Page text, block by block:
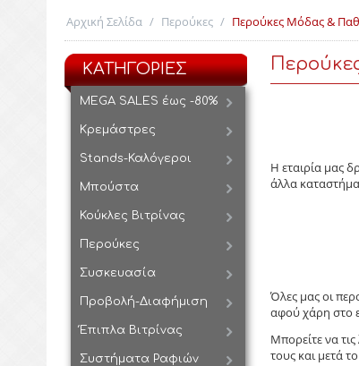
Αρχική Σελίδα / Περούκες / Περούκες Μόδας &
ΚΑΤΗΓΟΡΙΕΣ
MEGA SALES έως -80%
Κρεμάστρες
Stands-Καλόγεροι
Μπούστα
Κούκλες Βιτρίνας
Περούκες
Συσκευασία
Προβολή-Διαφήμιση
Έπιπλα Βιτρίνας
Συστήματα Ραφιών
Η εταιρία μας
άλλα
Όλες μας οι
αφού χάρη στο
Μπορείτε να
τους και μετά